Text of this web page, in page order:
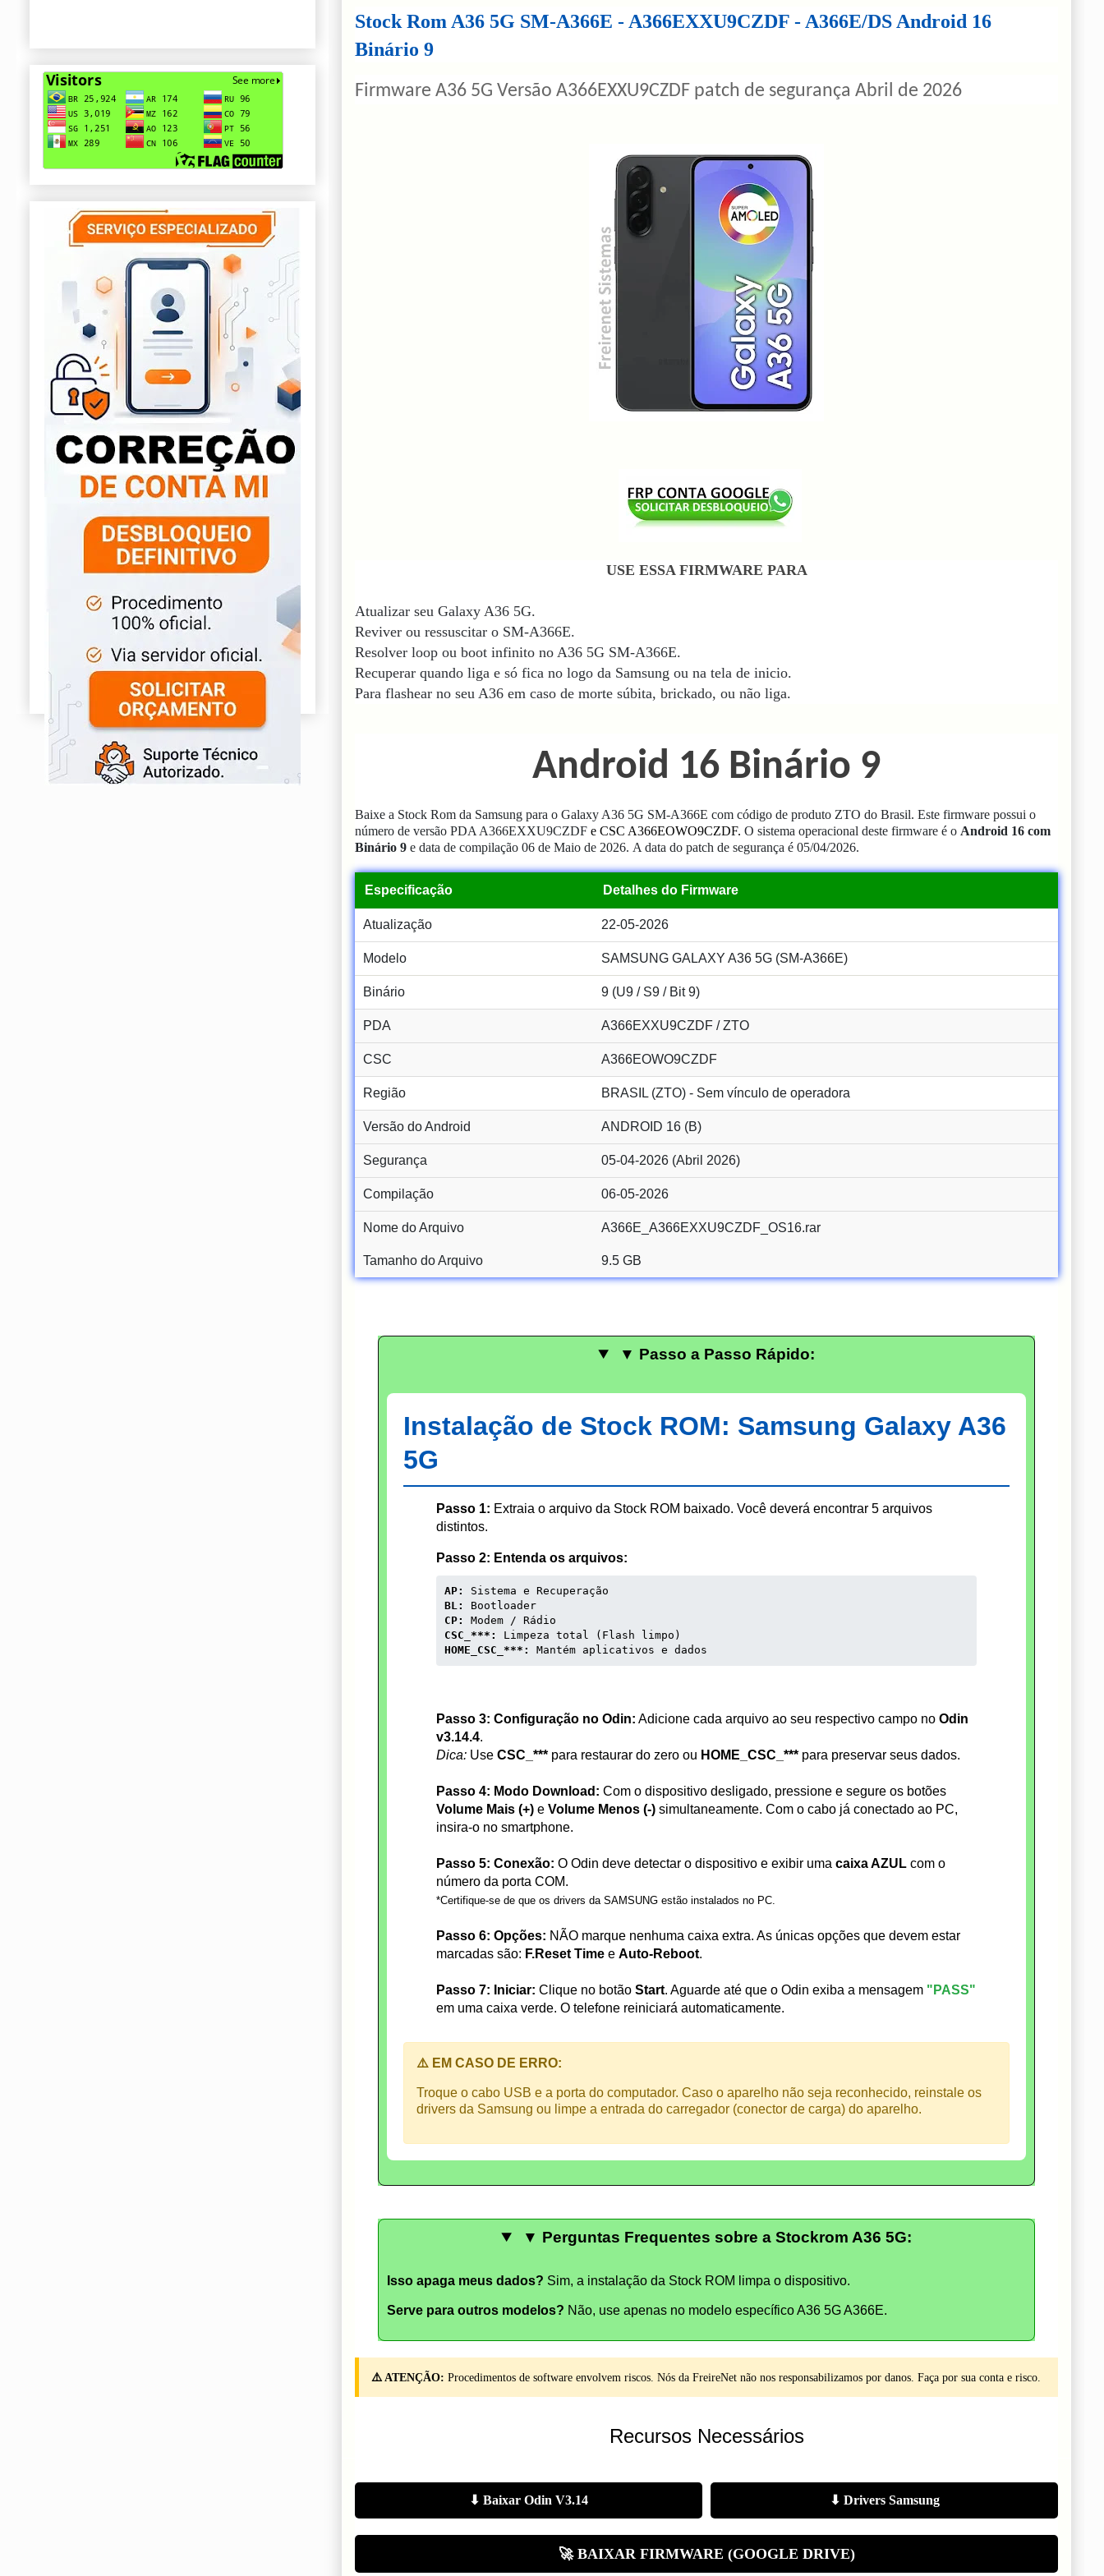
Stock Rom A36 5G SM-A366E - A366EXXU9CZDF - A366E/DS Android 16
Binário 9
Firmware A36 5G Versão A366EXXU9CZDF patch de segurança Abril de 2026
USE ESSA FIRMWARE PARA
Atualizar seu Galaxy A36 5G.
Reviver ou ressuscitar o SM-A366E.
Resolver loop ou boot infinito no A36 5G SM-A366E.
Recuperar quando liga e só fica no logo da Samsung ou na tela de inicio.
Para flashear no seu A36 em caso de morte súbita, brickado, ou não liga.
Android 16 Binário 9
Baixe a Stock Rom da Samsung para o Galaxy A36 5G SM-A366E com código de produto ZTO do Brasil. Este firmware possui o
número de versão PDA A366EXXU9CZDF e CSC A366EOWO9CZDF. O sistema operacional deste firmware é o Android 16 com
Binário 9 e data de compilação 06 de Maio de 2026. A data do patch de segurança é 05/04/2026.
Especificação Detalhes do Firmware
Atualização 22-05-2026
Modelo SAMSUNG GALAXY A36 5G (SM-A366E)
Binário 9 (U9 / S9 / Bit 9)
PDA A366EXXU9CZDF / ZTO
CSC A366EOWO9CZDF
Região BRASIL (ZTO) - Sem vínculo de operadora
Versão do Android ANDROID 16 (B)
Segurança 05-04-2026 (Abril 2026)
Compilação 06-05-2026
Nome do Arquivo A366E_A366EXXU9CZDF_OS16.rar
Tamanho do Arquivo 9.5 GB
▼ Passo a Passo Rápido:
Instalação de Stock ROM: Samsung Galaxy A36
5G
Passo 1: Extraia o arquivo da Stock ROM baixado. Você deverá encontrar 5 arquivos
distintos.
Passo 2: Entenda os arquivos:
AP:
Sistema e Recuperação
BL:
Bootloader
CP:
Modem / Rádio
CSC_***:
Limpeza total (Flash limpo)
HOME_CSC_***:
Mantém aplicativos e dados
Passo 3: Configuração no Odin: Adicione cada arquivo ao seu respectivo campo no Odin
v3.14.4.
Dica: Use CSC_*** para restaurar do zero ou HOME_CSC_*** para preservar seus dados.
Passo 4: Modo Download: Com o dispositivo desligado, pressione e segure os botões
Volume Mais (+) e Volume Menos (-) simultaneamente. Com o cabo já conectado ao PC,
insira-o no smartphone.
Passo 5: Conexão: O Odin deve detectar o dispositivo e exibir uma caixa AZUL com o
número da porta COM.
*Certifique-se de que os drivers da SAMSUNG estão instalados no PC.
Passo 6: Opções: NÃO marque nenhuma caixa extra. As únicas opções que devem estar
marcadas são: F.Reset Time e Auto-Reboot.
Passo 7: Iniciar: Clique no botão Start. Aguarde até que o Odin exiba a mensagem "PASS"
em uma caixa verde. O telefone reiniciará automaticamente.
⚠️ EM CASO DE ERRO:
Troque o cabo USB e a porta do computador. Caso o aparelho não seja reconhecido, reinstale os
drivers da Samsung ou limpe a entrada do carregador (conector de carga) do aparelho.
▼ Perguntas Frequentes sobre a Stockrom A36 5G:
Isso apaga meus dados? Sim, a instalação da Stock ROM limpa o dispositivo.
Serve para outros modelos? Não, use apenas no modelo específico A36 5G A366E.
⚠️ ATENÇÃO: Procedimentos de software envolvem riscos. Nós da FreireNet não nos responsabilizamos por danos. Faça por sua conta e risco.
Recursos Necessários
⬇ Baixar Odin V3.14 ⬇ Drivers Samsung
🚀 BAIXAR FIRMWARE (GOOGLE DRIVE)